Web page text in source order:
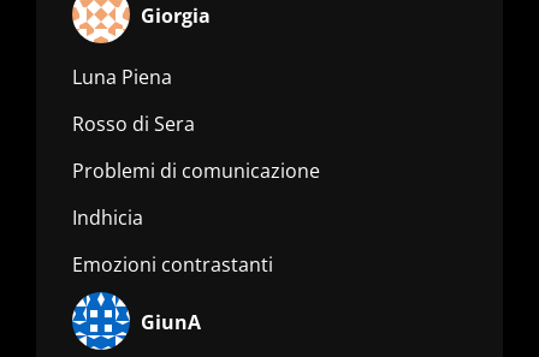
Giorgia
Luna Piena
Rosso di Sera
Problemi di comunicazione
Indhicia
Emozioni contrastanti
GiunA